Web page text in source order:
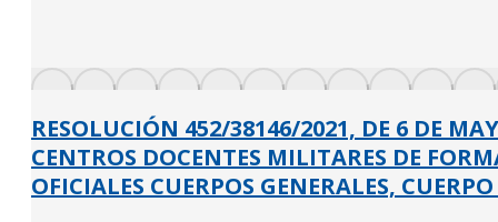
RESOLUCIÓN 452/38146/2021, DE 6 DE
CENTROS DOCENTES MILITARES DE
OFICIALES CUERPOS GENERALES,